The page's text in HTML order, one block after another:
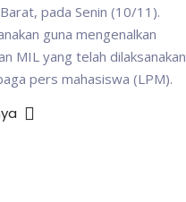
pada Senin (10/11).
guna mengenalkan
MIL yang telah dilaksanakan
pers mahasiswa (LPM).